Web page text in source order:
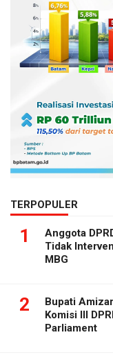
TERPOPULER
1
Anggota
Tidak
MBG
2
Bupati
Komisi III
Parliament